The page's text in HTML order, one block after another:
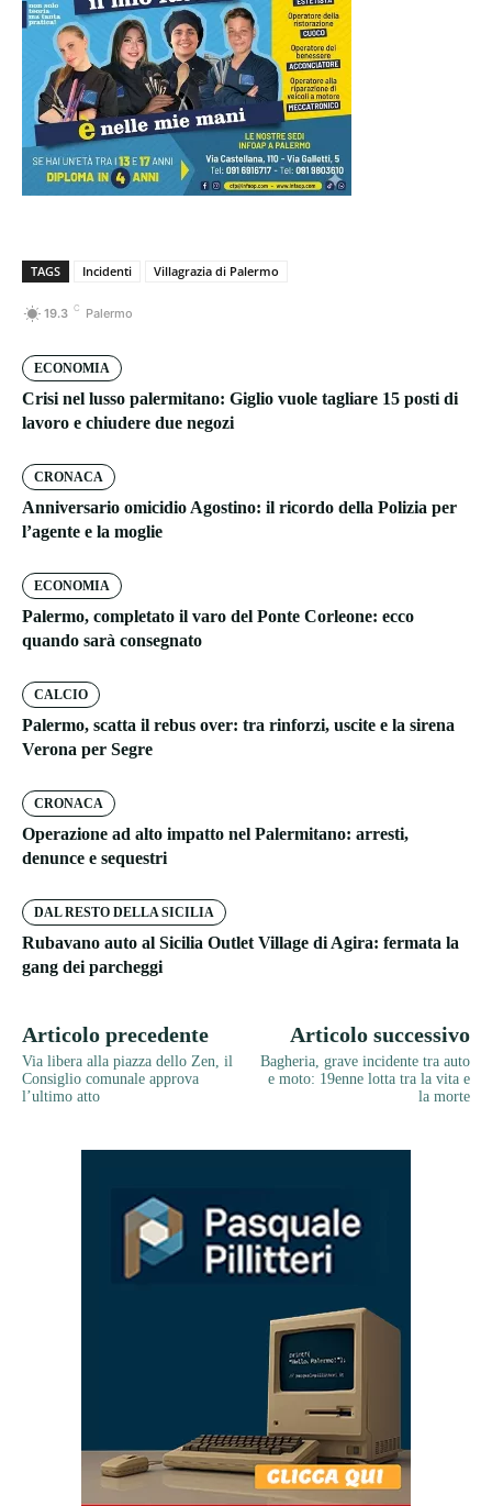
TAGS Incidenti Villagrazia di Palermo
19.3 C Palermo
ECONOMIA
Crisi nel lusso palermitano: Giglio vuole tagliare 15 posti di
lavoro e chiudere due negozi
CRONACA
Anniversario omicidio Agostino: il ricordo della Polizia per
l’agente e la moglie
ECONOMIA
Palermo, completato il varo del Ponte Corleone: ecco
quando sarà consegnato
CALCIO
Palermo, scatta il rebus over: tra rinforzi, uscite e la sirena
Verona per Segre
CRONACA
Operazione ad alto impatto nel Palermitano: arresti,
denunce e sequestri
DAL RESTO DELLA SICILIA
Rubavano auto al Sicilia Outlet Village di Agira: fermata la
gang dei parcheggi
Articolo precedente
Via libera alla piazza dello Zen, il
Consiglio comunale approva
l’ultimo atto
Articolo successivo
Bagheria, grave incidente tra auto
e moto: 19enne lotta tra la vita e
la morte